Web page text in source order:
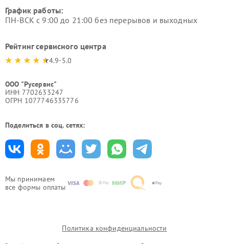
Мы принимаем
все формы оплаты
График работы:
ПН-ВСК с 9:00 до 21:00 без перерывов и выходных
Рейтинг сервисного центра
4.9-5.0
ООО "Русервис"
ИНН 7702633247
ОГРН 1077746335776
Поделиться в соц. сетях:
Политика конфиденциальности